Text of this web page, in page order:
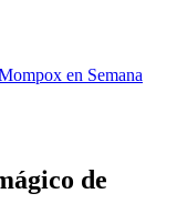
en Semana
de